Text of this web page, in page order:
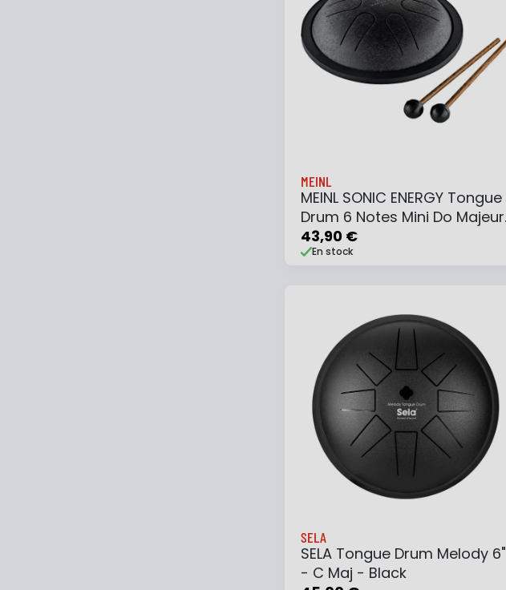
MEINL
MEINL SONIC ENERGY Tongue
Drum 6 Notes Mini Do Majeur
- Black
43,90 €
En stock
Ajouter au panierAjouter à ma liste
SELA
SELA Tongue Drum Melody 6"
- C Maj - Black